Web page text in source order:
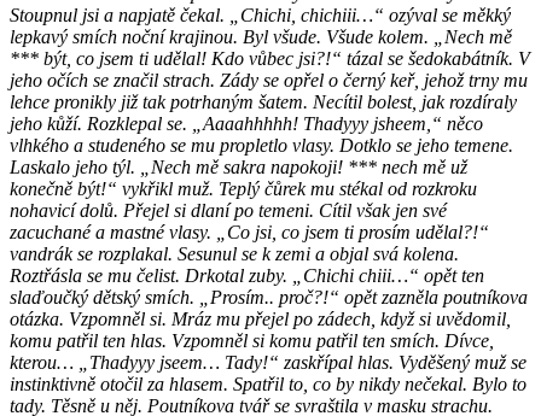
Stoupnul jsi a napjatě čekal. „Chichi, chichiii…“ ozýval se měkký
lepkavý smích noční krajinou. Byl všude. Všude kolem. „Nech mě
*** být, co jsem ti udělal! Kdo vůbec jsi?!“ tázal se šedokabátník. V
jeho očích se značil strach. Zády se opřel o černý keř, jehož trny mu
lehce pronikly již tak potrhaným šatem. Necítil bolest, jak rozdíraly
jeho kůží. Rozklepal se. „Aaaahhhhh! Thadyyy jsheem,“ něco
vlhkého a studeného se mu propletlo vlasy. Dotklo se jeho temene.
Laskalo jeho týl. „Nech mě sakra napokoji! *** nech mě už
konečně být!“ vykřikl muž. Teplý čůrek mu stékal od rozkroku
nohavicí dolů. Přejel si dlaní po temeni. Cítil však jen své
zacuchané a mastné vlasy. „Co jsi, co jsem ti prosím udělal?!“
vandrák se rozplakal. Sesunul se k zemi a objal svá kolena.
Roztřásla se mu čelist. Drkotal zuby. „Chichi chiii…“ opět ten
slaďoučký dětský smích. „Prosím.. proč?!“ opět zazněla poutníkova
otázka. Vzpomněl si. Mráz mu přejel po zádech, když si uvědomil,
komu patřil ten hlas. Vzpomněl si komu patřil ten smích. Dívce,
kterou… „Thadyyy jseem… Tady!“ zaskřípal hlas. Vyděšený muž se
instinktivně otočil za hlasem. Spatřil to, co by nikdy nečekal. Bylo to
tady. Těsně u něj. Poutníkova tvář se svraštila v masku strachu.